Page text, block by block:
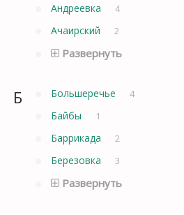
Андреевка 4
Ачаирский 2
Развернуть
Б Большеречье 4
Байбы 1
Баррикада 2
Березовка 3
Развернуть